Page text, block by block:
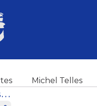
Michel Telles
Jovem de 19 anos morre em ação policial em Curaçá; familiares contestam versão da PM